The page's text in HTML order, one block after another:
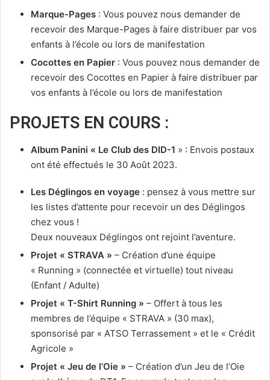
Marque-Pages : Vous pouvez nous demander de
recevoir des Marque-Pages à faire distribuer par vos
enfants à l’école ou lors de manifestation
Cocottes en Papier : Vous pouvez nous demander de
recevoir des Cocottes en Papier à faire distribuer par
vos enfants à l’école ou lors de manifestation
PROJETS EN COURS :
Album Panini « Le Club des DID-1 » : Envois postaux
ont été effectués le 30 Août 2023.
Les Déglingos en voyage : pensez à vous mettre sur
les listes d’attente pour recevoir un des Déglingos
chez vous !
Deux nouveaux Déglingos ont rejoint l’aventure.
Projet « STRAVA » – Création d’une équipe
« Running » (connectée et virtuelle) tout niveau
(Enfant / Adulte)
Projet « T-Shirt Running » – Offert à tous les
membres de l’équipe « STRAVA » (30 max),
sponsorisé par « ATSO Terrassement » et le « Crédit
Agricole »
Projet « Jeu de l’Oie » – Création d’un Jeu de l’Oie